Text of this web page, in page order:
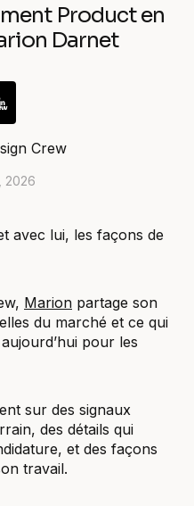
Product en
Darnet
Crew
2026
avec lui, les façons de
Marion partage son
du marché et ce qui
pour les
sur des signaux
des détails qui
et des façons
travail.